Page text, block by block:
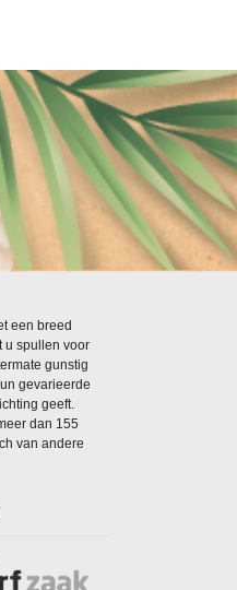
een breed
u spullen voor
gunstig
gevarieerde
geeft.
dan 155
van andere